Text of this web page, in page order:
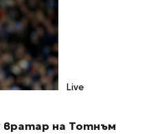
Live
вратар на Тотнъм